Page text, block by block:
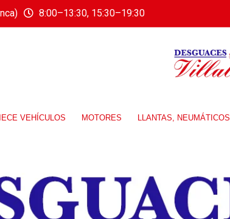
8:00–13:30, 15:30–19:30
VEHÍCULOS MOTORES LLANTAS, NEUMÁTICOS